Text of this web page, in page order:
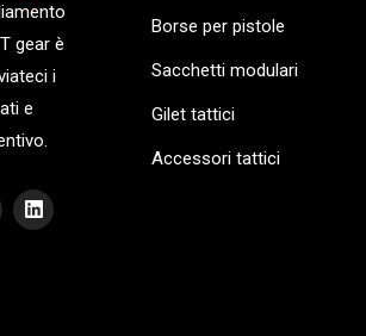
gear è
i
e
L
i
n
Borse per pistole
Sacchetti modulari
Gilet tattici
Accessori tattici